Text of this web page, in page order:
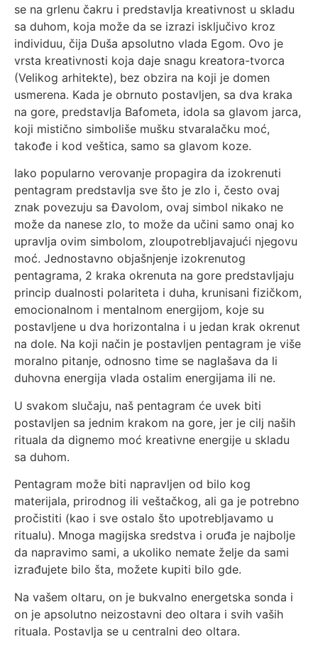
se na grlenu čakru i predstavlja kreativnost u skladu
sa duhom, koja može da se izrazi isključivo kroz
individuu, čija Duša apsolutno vlada Egom. Ovo je
vrsta kreativnosti koja daje snagu kreatora-tvorca
(Velikog arhitekte), bez obzira na koji je domen
usmerena. Kada je obrnuto postavljen, sa dva kraka
na gore, predstavlja Bafometa, idola sa glavom jarca,
koji mistično simboliše mušku stvaralačku moć,
takođe i kod veštica, samo sa glavom koze.
Iako popularno verovanje propagira da izokrenuti
pentagram predstavlja sve što je zlo i, često ovaj
znak povezuju sa Đavolom, ovaj simbol nikako ne
može da nanese zlo, to može da učini samo onaj ko
upravlja ovim simbolom, zloupotrebljavajući njegovu
moć. Jednostavno objašnjenje izokrenutog
pentagrama, 2 kraka okrenuta na gore predstavljaju
princip dualnosti polariteta i duha, krunisani fizičkom,
emocionalnom i mentalnom energijom, koje su
postavljene u dva horizontalna i u jedan krak okrenut
na dole. Na koji način je postavljen pentagram je više
moralno pitanje, odnosno time se naglašava da li
duhovna energija vlada ostalim energijama ili ne.
U svakom slučaju, naš pentagram će uvek biti
postavljen sa jednim krakom na gore, jer je cilj naših
rituala da dignemo moć kreativne energije u skladu
sa duhom.
Pentagram može biti napravljen od bilo kog
materijala, prirodnog ili veštačkog, ali ga je potrebno
pročistiti (kao i sve ostalo što upotrebljavamo u
ritualu). Mnoga magijska sredstva i oruđa je najbolje
da napravimo sami, a ukoliko nemate želje da sami
izrađujete bilo šta, možete kupiti bilo gde.
Na vašem oltaru, on je bukvalno energetska sonda i
on je apsolutno neizostavni deo oltara i svih vaših
rituala. Postavlja se u centralni deo oltara.